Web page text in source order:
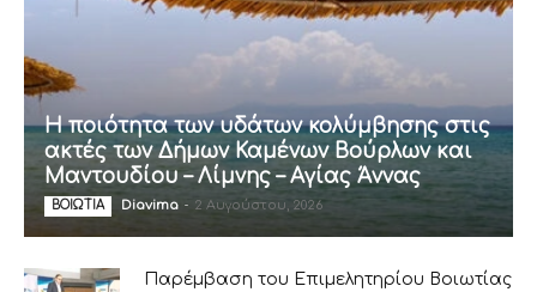
Η ποιότητα των υδάτων κολύμβησης στις
ακτές των Δήμων Καμένων Βούρλων και
Μαντουδίου – Λίμνης – Αγίας Άννας
ΒΟΙΩΤΙΑ Diavima - 2 Αυγούστου, 2026
Παρέμβαση του Επιμελητηρίου Βοιωτίας